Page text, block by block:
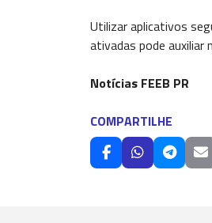
Utilizar aplicativos
ativadas pode auxiliar
Notícias FEEB PR
COMPARTILHE